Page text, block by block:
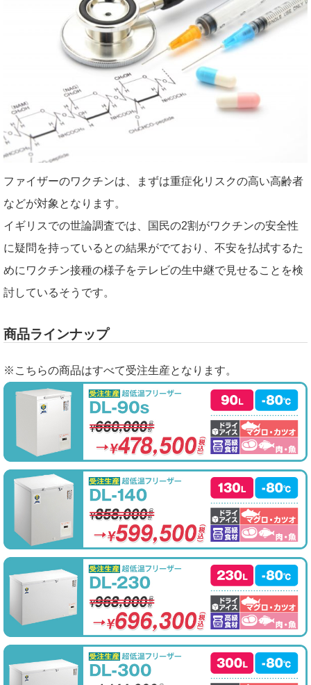
ファイザーのワクチンは、まずは重症化リスクの高い高齢者
などが対象となります。
イギリスでの世論調査では、国民の2割がワクチンの安全性
に疑問を持っているとの結果がでており、不安を払拭するた
めにワクチン接種の様子をテレビの生中継で見せることを検
討しているそうです。
商品ラインナップ
※こちらの商品はすべて受注生産となります。